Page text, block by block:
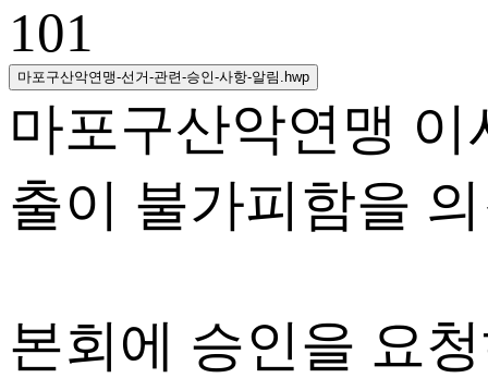
101
마포구산악연맹-선거-관련-승인-사항-알림.hwp
마포구산악연맹
출이 불가피함을
본회에 승인을 요